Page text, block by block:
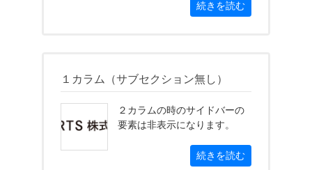
続きを読む
１カラム（サブセクション無し）
２カラムの時のサイドバーの
要素は非表示になります。
続きを読む